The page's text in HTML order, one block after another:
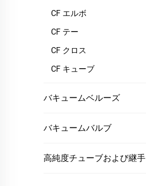
CF エルボ
CF テー
CF クロス
CF キューブ
バキュームベルーズ
バキュームバルブ
高純度チューブおよび継手